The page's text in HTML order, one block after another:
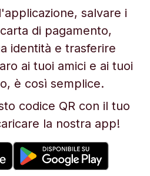
salvare i
di pagamento,
identità e trasferire
ai tuoi amici e ai tuoi
è così semplice.
codice QR con il tuo
la nostra app!